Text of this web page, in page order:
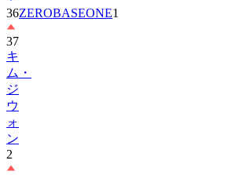
36ZEROBASEONE1
37
キ
ム・
ジ
ウ
ォ
ン
2